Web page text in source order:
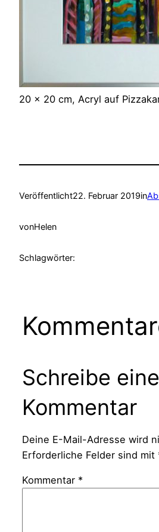
20 x 20 cm, Acryl auf
Veröffentlicht22. Februar 2019in
vonHelen
Schlagwörter:
Schreibe
Kommentar
Deine E-Mail-Adresse wird
Erforderliche Felder sind mit
Kommentar *